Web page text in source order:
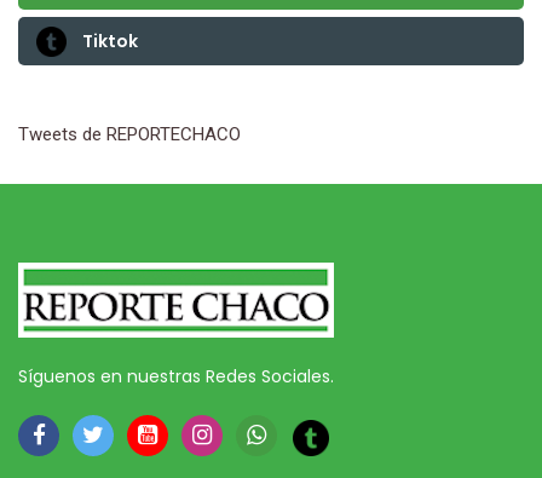
Tiktok
Tweets de REPORTECHACO
Síguenos en nuestras Redes Sociales.